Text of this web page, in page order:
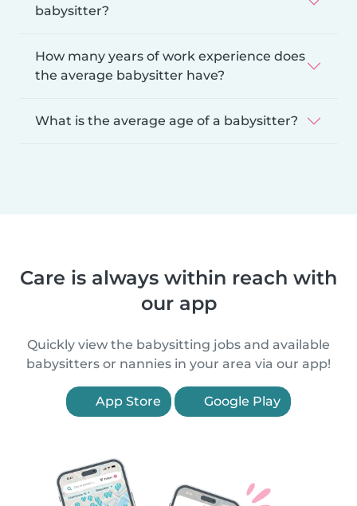
babysitter?
How many years of work experience does
the average babysitter have?
What is the average age of a babysitter?
Care is always within reach with
our app
Quickly view the babysitting jobs and available
babysitters or nannies in your area via our app!
App Store Google Play